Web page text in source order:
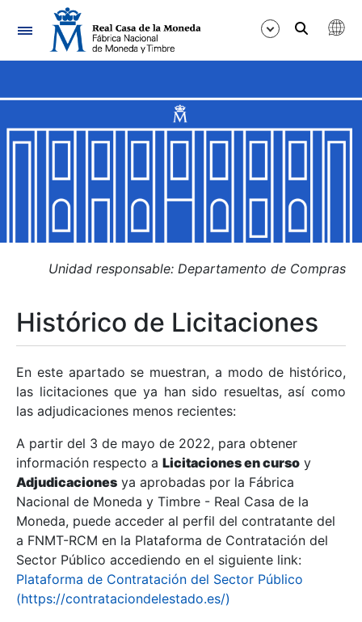
Navegación
Mostrar/Ocultar
Mostrar/Ocultar
Mostrar/Ocultar
Mostrar/Ocultar
Mostrar/Ocultar
Mostrar/Ocultar
Unidad responsable: Departamento de Compras
Histórico de Licitaciones
En este apartado se muestran, a modo de histórico,
las licitaciones que ya han sido resueltas, así como
las adjudicaciones menos recientes:
A partir del 3 de mayo de 2022, para obtener
información respecto a Licitaciones en curso y
Adjudicaciones ya aprobadas por la Fábrica
Nacional de Moneda y Timbre - Real Casa de la
Moneda, puede acceder al perfil del contratante del
a FNMT-RCM en la Plataforma de Contratación del
Sector Público accediendo en el siguiente link:
Plataforma de Contratación del Sector Público
(https://contrataciondelestado.es/)